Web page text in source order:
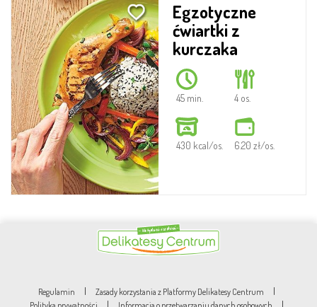
Egzotyczne
ćwiartki z
kurczaka
45 min. 4 os.
430 kcal/os. 6.20 zł/os.
Regulamin | Zasady korzystania z Platformy Delikatesy Centrum |
| |